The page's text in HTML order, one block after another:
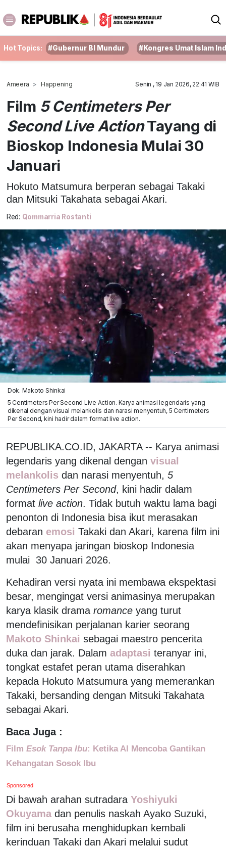
Hot Topics: #Gubernur BI Mundur #Kongres Umat Islam
Ameera Happening Senin , 19 Jan 2026, 22:41 WIB
Film 5 Centimeters Per
Second Live ActionTayang di
Bioskop Indonesia Mulai 30
Januari
Hokuto Matsumura berperan sebagai Takaki
dan Mitsuki Takahata sebagai Akari.
Red: Qommarria Rostanti
Dok. Makoto Shinkai
5 Centimeters Per Second Live Action. Karya animasi legendaris yang
dikenal dengan visual melankolis dan narasi menyentuh, 5 Centimeters
Per Second, kini hadir dalam format live action.
REPUBLIKA.CO.ID, JAKARTA -- Karya animasi
legendaris yang dikenal dengan visual
melankolis dan narasi menyentuh, 5
Centimeters Per Second, kini hadir dalam
format live action. Tidak butuh waktu lama bagi
penonton di Indonesia bisa ikut merasakan
debaran emosi Takaki dan Akari, karena film ini
akan menyapa jaringan bioskop Indonesia
mulai 30 Januari 2026.
Kehadiran versi nyata ini membawa ekspektasi
besar, mengingat versi animasinya merupakan
karya klasik drama romance yang turut
mendefinisikan perjalanan karier seorang
Makoto Shinkai sebagai maestro pencerita
duka dan jarak. Dalam adaptasi teranyar ini,
tongkat estafet peran utama diserahkan
kepada Hokuto Matsumura yang memerankan
Takaki, bersanding dengan Mitsuki Takahata
sebagai Akari.
Baca Juga :
Film Esok Tanpa Ibu: Ketika AI Mencoba Gantikan
Kehangatan Sosok Ibu
Sponsored
Di bawah arahan sutradara Yoshiyuki
Okuyama dan penulis naskah Ayako Suzuki,
film ini berusaha menghidupkan kembali
kerinduan Takaki dan Akari melalui sudut